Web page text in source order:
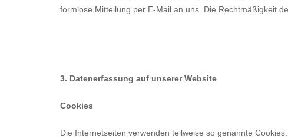
formlose Mitteilung per E-Mail an uns. Die Rechtmäßigkeit
3. Datenerfassung auf unserer Website
Cookies
Die Internetseiten verwenden teilweise so genannte